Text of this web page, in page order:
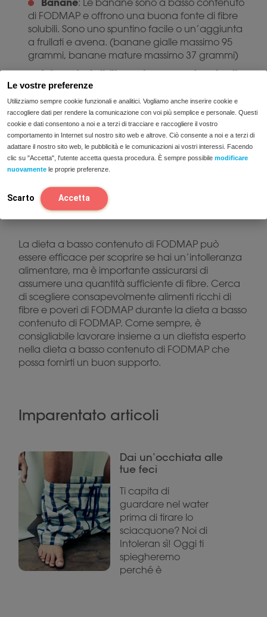
Le vostre preferenze
Utilizziamo sempre cookie funzionali e analitici. Vogliamo anche inserire cookie e
raccogliere dati per rendere la comunicazione con voi più semplice e personale. Questi
cookie e dati consentono a noi e a terzi di tracciare e raccogliere il vostro
comportamento in Internet sul nostro sito web e altrove. Ciò consente a noi e a terzi di
adattare il nostro sito web, le pubblicità e le comunicazioni ai vostri interessi. Facendo
clic su "Accetta", l'utente accetta questa procedura. È sempre possibile modificare
nuovamente le proprie preferenze.
Scarto Accetta
: Le banane sono a basso contenuto
di FODMAP e offrono una buona fonte di fibre
solubili. Sono uno spuntino facile o un’aggiunta
a frullati e avena. (banane gialle massimo 95
grammi, banane mature massimo 37 grammi)
Integratori di fibre a basso contenuto di
FODMAP: Oltre alle fibre derivanti dagli alimenti,
l’assunzione di fibre può essere integrata con
integratori di fibre prebiotiche. Assicurati di
controllare la fonte delle fibre, poiché non tutte
sono a basso contenuto di FODMAP. Le fibre
della gomma di guar, ad esempio, sono a basso
contenuto di FODMAP e possono essere
Conclusione
La dieta a basso contenuto di FODMAP può
essere efficace per scoprire se hai un’intolleranza
alimentare, ma è importante assicurarsi di
assumere una quantità sufficiente di fibre. Cerca
di scegliere consapevolmente alimenti ricchi di
fibre e poveri di FODMAP durante la dieta a basso
contenuto di FODMAP. Come sempre, è
consigliabile lavorare insieme a un dietista esperto
nella dieta a basso contenuto di FODMAP che
possa fornirti un buon supporto.
Imparentato articoli
Dai un’occhiata alle
tue feci
Ti capita di
guardare nel water
prima di tirare lo
sciacquone? Noi di
Intoleran sì! Oggi ti
spiegheremo
perché è